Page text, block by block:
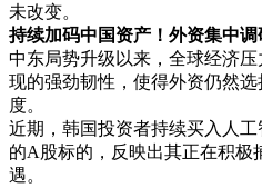
未改变。
持续加码中国资产！外资集中调
中东局势升级以来，全球经济
现的强劲韧性，使得外资仍然
度。
近期，韩国投资者持续买入人
的A股标的，反映出其正在积极
遇。